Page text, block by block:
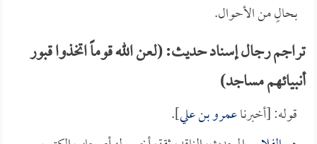
بحالٍ من الأحوال.
تراجم رجال إسناد حديث: (لعن الله قوماً اتخذوا قبور
أنبيائهم مساجد)
قوله: [أخبرناعمرو بن علي].